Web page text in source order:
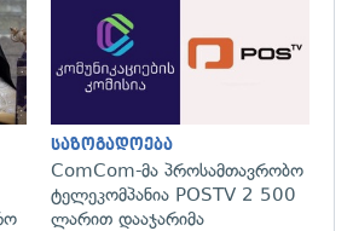
საზოგადოება
ComCom-მა პროსამთავრობო
ტელეკომპანია POSTV 2 500
ლარით დააჯარიმა